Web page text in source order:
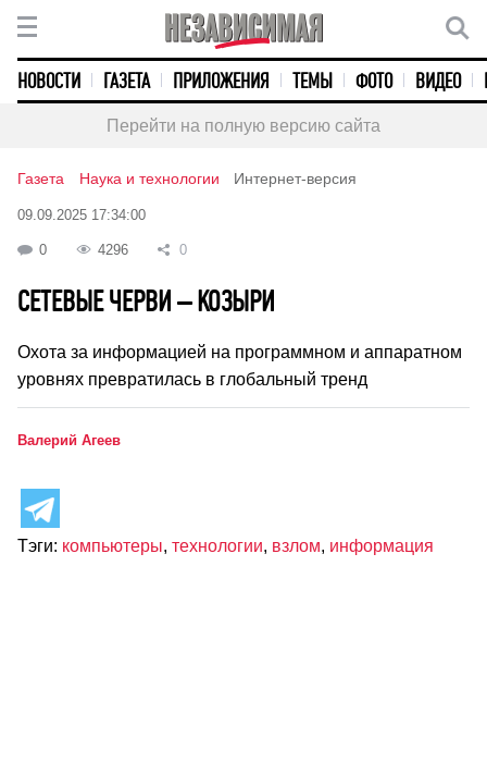
НОВОСТИ ГАЗЕТА ПРИЛОЖЕНИЯ ТЕМЫ ФОТО ВИДЕО
Перейти на полную версию сайта
Газета Наука и технологии Интернет-версия
09.09.2025 17:34:00
0 4296 0
СЕТЕВЫЕ ЧЕРВИ – КОЗЫРИ
Охота за информацией на программном и аппаратном
уровнях превратилась в глобальный тренд
Валерий Агеев
Тэги: компьютеры, технологии, взлом, информация